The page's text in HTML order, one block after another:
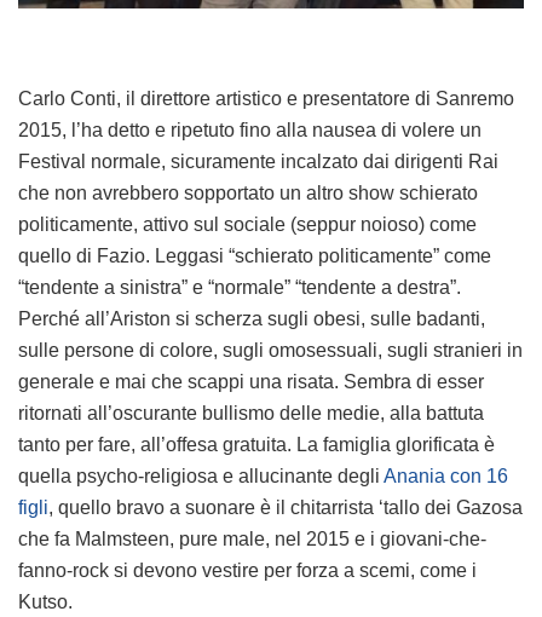
Carlo Conti, il direttore artistico e presentatore di Sanremo
2015, l’ha detto e ripetuto fino alla nausea di volere un
Festival normale, sicuramente incalzato dai dirigenti Rai
che non avrebbero sopportato un altro show schierato
politicamente, attivo sul sociale (seppur noioso) come
quello di Fazio. Leggasi “schierato politicamente” come
“tendente a sinistra” e “normale” “tendente a destra”.
Perché all’Ariston si scherza sugli obesi, sulle badanti,
sulle persone di colore, sugli omosessuali, sugli stranieri in
generale e mai che scappi una risata. Sembra di esser
ritornati all’oscurante bullismo delle medie, alla battuta
tanto per fare, all’offesa gratuita. La famiglia glorificata è
quella psycho-religiosa e allucinante degli Anania con 16
figli, quello bravo a suonare è il chitarrista ‘tallo dei Gazosa
che fa Malmsteen, pure male, nel 2015 e i giovani-che-
fanno-rock si devono vestire per forza a scemi, come i
Kutso.